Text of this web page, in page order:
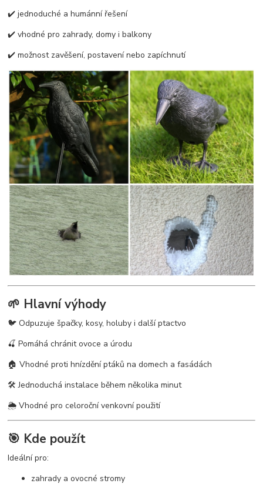
✔️ jednoduché a humánní řešení
✔️ vhodné pro zahrady, domy i balkony
✔️ možnost zavěšení, postavení nebo zapíchnutí
🌱 Hlavní výhody
🐦 Odpuzuje špačky, kosy, holuby i další ptactvo
🍒 Pomáhá chránit ovoce a úrodu
🏠 Vhodné proti hnízdění ptáků na domech a fasádách
🛠️ Jednoduchá instalace během několika minut
🌦️ Vhodné pro celoroční venkovní použití
🎯 Kde použít
Ideální pro:
zahrady a ovocné stromy